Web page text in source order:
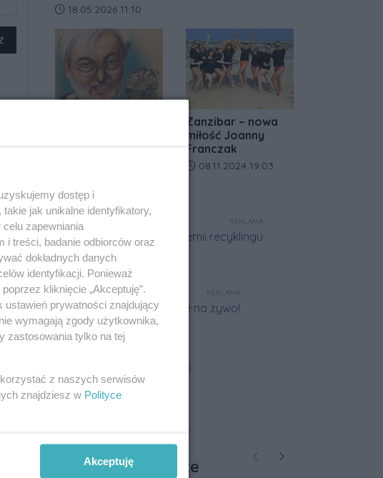
Data dodania artykułu:
18.05.2026 11:10
Zanzibar – nowa
miłość Joanny
Franczak
Data dodania artykułu:
08.11.2024 19:03
REKLAMA
REKLAMA
REKLAMA
Ostatnie
komentarze
PoprzednieNastępne
dostęp i
jak unikalne identyfikatory,
zapewniania
i treści, badanie odbiorców oraz
dokładnych danych
identyfikacji. Ponieważ
kliknięcie „Akceptuję”.
prywatności znajdujący
wymagają zgody użytkownika,
zastosowania tylko na tej
z naszych serwisów
znajdziesz w Polityce
Akceptuję